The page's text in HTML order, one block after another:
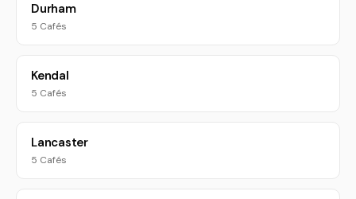
Durham
5 Cafés
Kendal
5 Cafés
Lancaster
5 Cafés